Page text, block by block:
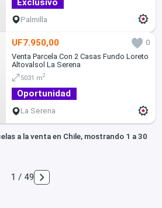
Exclusivo
Palmilla
UF7.950,00
0
Venta Parcela Con 2 Casas Fundo Loreto
Altovalsol La Serena
5031 m2
Oportunidad
La Serena
a la venta en Chile, mostrando 1 a 30
1 / 49